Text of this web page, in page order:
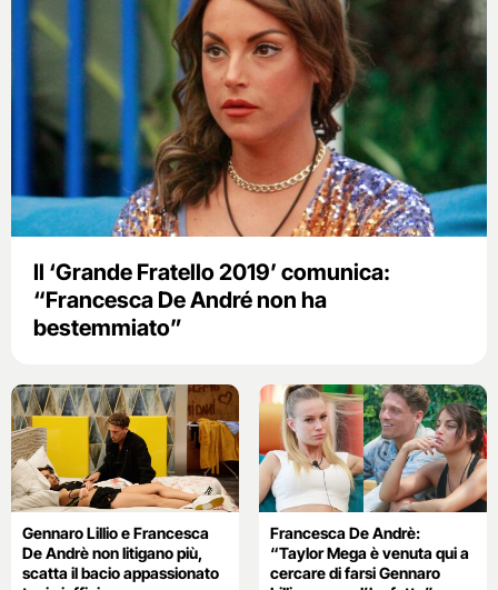
Il ‘Grande Fratello 2019’ comunica:
“Francesca De André non ha
bestemmiato”
Gennaro Lillio e Francesca
De Andrè non litigano più,
scatta il bacio appassionato
Francesca De Andrè:
“Taylor Mega è venuta qui a
cercare di farsi Gennaro